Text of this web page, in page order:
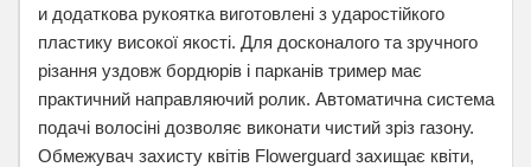
и додаткова рукоятка виготовлені з ударостійкого
пластику високої якості. Для досконалого та зручного
різання уздовж бордюрів і парканів тример має
практичний направляючий ролик. Автоматична система
подачі волосіні дозволяє виконати чистий зріз газону.
Обмежувач захисту квітів Flowerguard захищає квіти,